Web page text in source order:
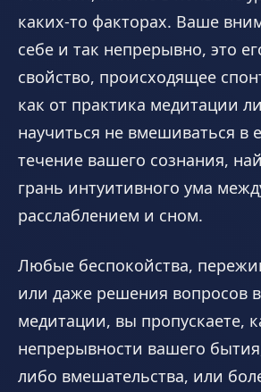
каких-то факторах. Ваше
себе и так непрерывно, это
свойство, происходящее
как от практика медитации
научиться не вмешиваться в
течение вашего сознания,
грань интуитивного ума
расслаблением и сном.
Любые беспокойства,
или даже решения вопросов
медитации, вы пропускаете,
непрерывности вашего
либо вмешательства, или